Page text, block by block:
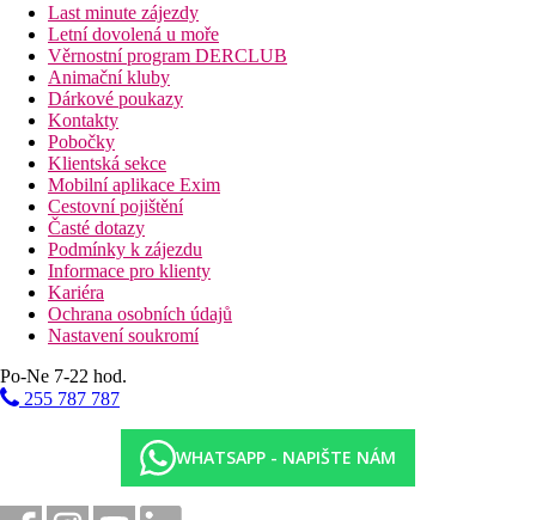
Last minute zájezdy
Letní dovolená u moře
Věrnostní program DERCLUB
Animační kluby
Dárkové poukazy
Kontakty
Pobočky
Klientská sekce
Mobilní aplikace Exim
Cestovní pojištění
Časté dotazy
Podmínky k zájezdu
Informace pro klienty
Kariéra
Ochrana osobních údajů
Nastavení soukromí
Po-Ne 7-22 hod.
255 787 787
WHATSAPP - NAPIŠTE NÁM